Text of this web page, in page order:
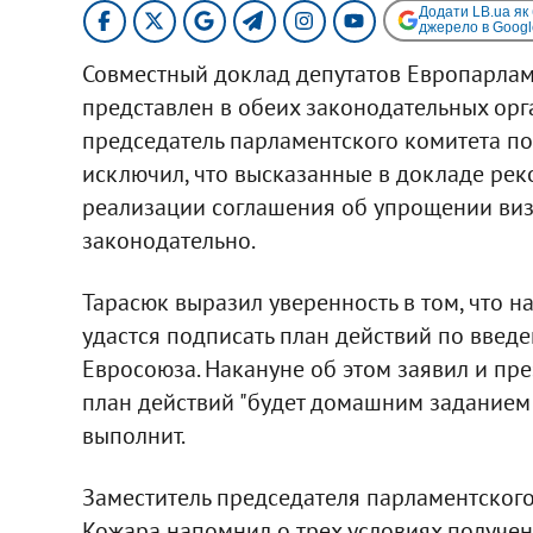
Додати LB.ua
джерело в
Совместный доклад депутатов
представлен в обеих законодательных
председатель парламентского комитета
исключил, что высказанные в докладе
реализации соглашения об упрощении
законодательно.
Тарасюк выразил уверенность в том, что
удастся подписать план действий по
Евросоюза. Накануне об этом заявил и
план действий "будет домашним
выполнит.
Заместитель председателя